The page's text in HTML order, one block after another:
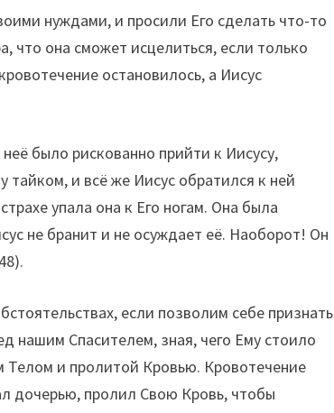
нуждами, и просили Его сделать что-то
что она сможет исцелиться, если только
остановилось, а Иисус
было рискованно прийти к Иисусу,
и всё же Иисус обратился к ней
упала она к Его ногам. Она была
не бранит и не осуждает её. Наоборот! Он
если позволим себе признать
нашим Спасителем, зная, чего Ему стоило
Телом и пролитой Кровью. Кровотечение
дочерью, пролил Свою Кровь, чтобы